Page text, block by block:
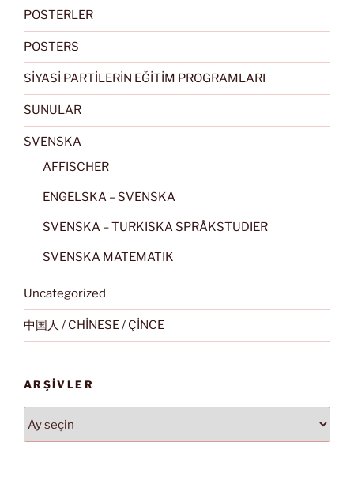
POSTERLER
POSTERS
SİYASİ PARTİLERİN EĞİTİM PROGRAMLARI
SUNULAR
SVENSKA
AFFISCHER
ENGELSKA – SVENSKA
SVENSKA – TURKISKA SPRÅKSTUDIER
SVENSKA MATEMATIK
Uncategorized
中国人 / CHİNESE / ÇİNCE
ARŞIVLER